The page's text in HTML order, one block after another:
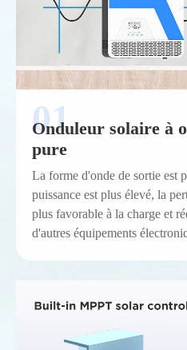
Onduleur solaire à
pure
La forme d'onde de sortie est
puissance est plus élevé, la
plus favorable à la charge et
d'autres équipements